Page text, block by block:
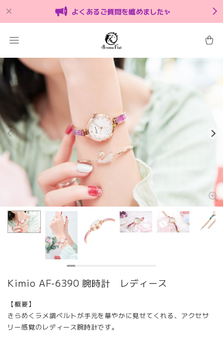
よくあるご質問を纏めました✨
Kimio AF-6390 腕時計 レディース
【概要】
きらめくラメ調ベルトが手元を華やかに見せてくれる、アクセサ
リー感覚のレディース腕時計です。